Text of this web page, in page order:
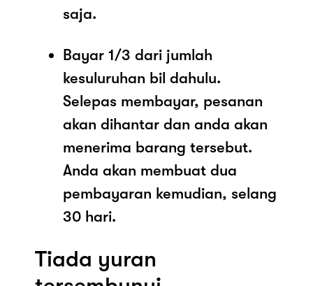
saja.
Bayar 1/3 dari jumlah
kesuluruhan bil dahulu.
Selepas membayar, pesanan
akan dihantar dan anda akan
menerima barang tersebut.
Anda akan membuat dua
pembayaran kemudian, selang
30 hari.
Tiada yuran